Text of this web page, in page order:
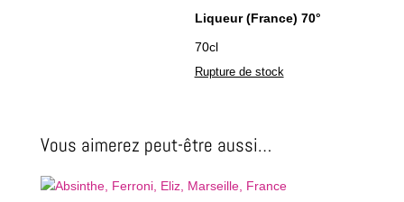
Liqueur (France) 70°
70cl
Rupture de stock
Vous aimerez peut-être aussi…